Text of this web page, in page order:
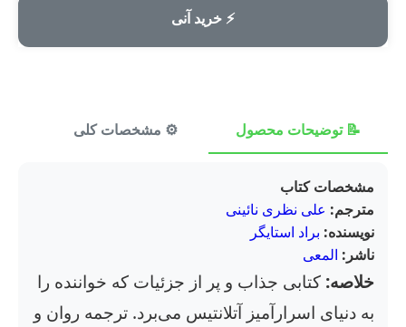
⚡ خرید آنی
📝 توضیحات محصول ⚙️ مشخصات کلی
مشخصات کتاب
مترجم: علی نظری نائینی
نویسنده: براد استایگر
ناشر: المعی
خلاصه: کتابی جذاب و پر از جزئیات که خواننده را
به دنیای اسرارآمیز آتلانتیس می‌برد. ترجمه روان و